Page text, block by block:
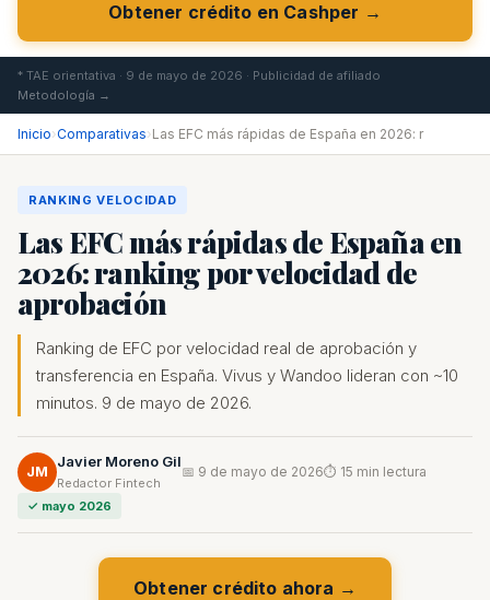
Obtener crédito en Cashper →
* TAE orientativa · 9 de mayo de 2026 · Publicidad de afiliado
Metodología →
Inicio›Comparativas›Las EFC más rápidas de España en 2026: r
RANKING VELOCIDAD
Las EFC más rápidas de España en
2026: ranking por velocidad de
aprobación
Ranking de EFC por velocidad real de aprobación y
transferencia en España. Vivus y Wandoo lideran con ~10
minutos. 9 de mayo de 2026.
JM
Javier Moreno Gil
Redactor Fintech
📅 9 de mayo de 2026⏱ 15 min lectura
✓ mayo 2026
Obtener crédito ahora →